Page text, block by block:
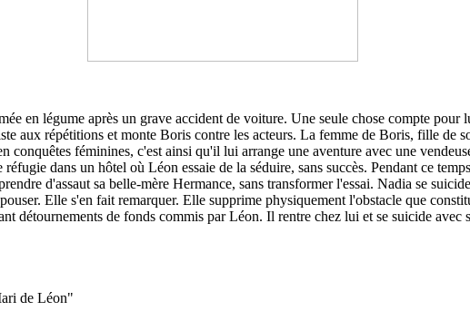
en légume après un grave accident de voiture. Une seule chose compte pour
aux répétitions et monte Boris contre les acteurs. La femme de Boris, fille
féminines, c'est ainsi qu'il lui arrange une aventure avec une
dans un hôtel où Léon essaie de la séduire, sans succès. Pendant ce
d'assaut sa belle-mère Hermance, sans transformer l'essai. Nadia se
Elle s'en fait remarquer. Elle supprime physiquement l'obstacle que
détournements de fonds commis par Léon. Il rentre chez lui et se suicide avec
de Léon"